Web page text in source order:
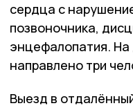
сердца с
позвоночника,
энцефалопатия.
направлено три
Выезд в